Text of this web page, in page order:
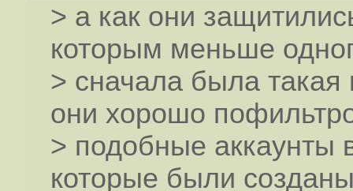
> а как они
которым меньше
> сначала была
они хорошо
> подобные аккаунты
которые были